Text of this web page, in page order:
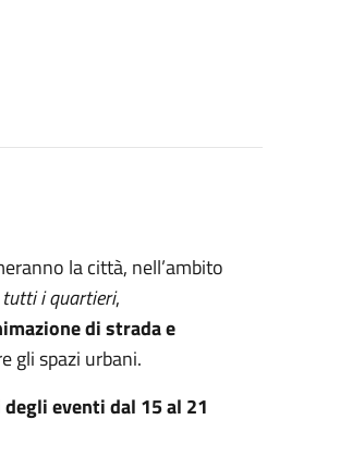
la città, nell’ambito
tutti i quartieri,
di strada e
gli spazi urbani.
eventi dal 15 al 21